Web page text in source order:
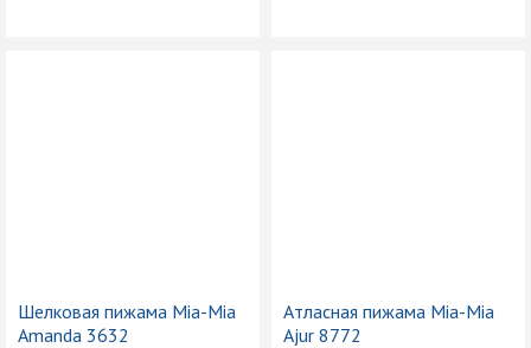
Шелковая пижама Mia-Mia
Amanda 3632
Атласная пижама Mia-Mia
Ajur 8772